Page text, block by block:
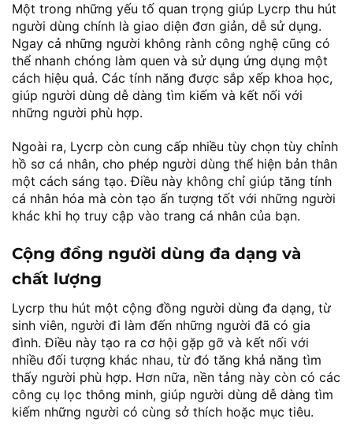
Một trong những yếu tố quan trọng giúp Lycrp thu hút
người dùng chính là giao diện đơn giản, dễ sử dụng.
Ngay cả những người không rành công nghệ cũng có
thể nhanh chóng làm quen và sử dụng ứng dụng một
cách hiệu quả. Các tính năng được sắp xếp khoa học,
giúp người dùng dễ dàng tìm kiếm và kết nối với
những người phù hợp.
Ngoài ra, Lycrp còn cung cấp nhiều tùy chọn tùy chỉnh
hồ sơ cá nhân, cho phép người dùng thể hiện bản thân
một cách sáng tạo. Điều này không chỉ giúp tăng tính
cá nhân hóa mà còn tạo ấn tượng tốt với những người
khác khi họ truy cập vào trang cá nhân của bạn.
Cộng đồng người dùng đa dạng và
chất lượng
Lycrp thu hút một cộng đồng người dùng đa dạng, từ
sinh viên, người đi làm đến những người đã có gia
đình. Điều này tạo ra cơ hội gặp gỡ và kết nối với
nhiều đối tượng khác nhau, từ đó tăng khả năng tìm
thấy người phù hợp. Hơn nữa, nền tảng này còn có các
công cụ lọc thông minh, giúp người dùng dễ dàng tìm
kiếm những người có cùng sở thích hoặc mục tiêu.